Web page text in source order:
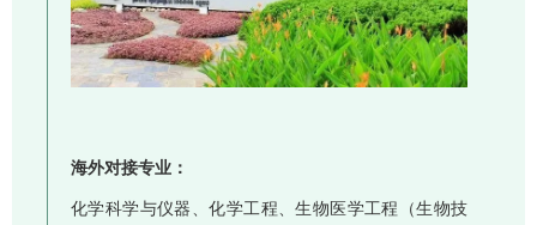
海外对接专业：
化学科学与仪器、化学工程、生物医学工程（生物技